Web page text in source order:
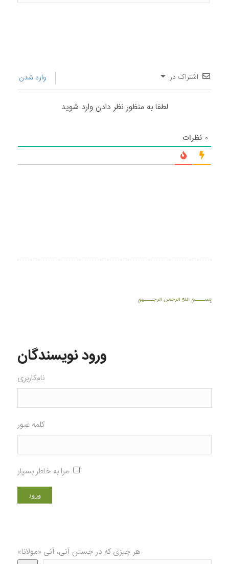
اشتراک در وارد شدن
لطفا به منظور نظر دادن وارد شوید
۰ نظرات
﷽
ورود نویسندگان
نام‌کاربری
کلمه عبور
مرا به خاطر بسپار
هر چیزی که در جستن آنی، آنی «مولانا»